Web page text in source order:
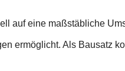
auf eine maßstäbliche
ermöglicht. Als Bausatz